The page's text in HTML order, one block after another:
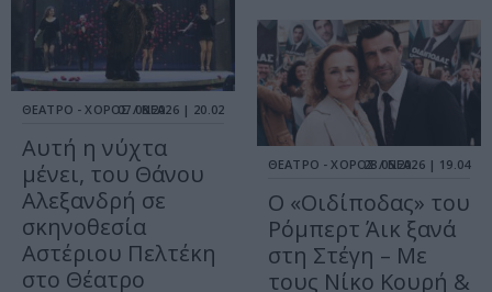
ΘΕΑΤΡΟ - ΧΟΡΟΣ / ΝΕΑ07.08.2026 | 20.02
Αυτή η νύχτα
μένει, του Θάνου
Αλεξανδρή σε
σκηνοθεσία
Αστέριου Πελτέκη
στο Θέατρο
ΘΕΑΤΡΟ - ΧΟΡΟΣ / ΝΕΑ28.05.2026 | 19.04
O «Οιδίποδας» του
Ρόμπερτ Άικ ξανά
στη Στέγη – Με
τους Νίκο Κουρή &